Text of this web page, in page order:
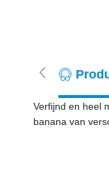
Verfijnd en heel
banana van